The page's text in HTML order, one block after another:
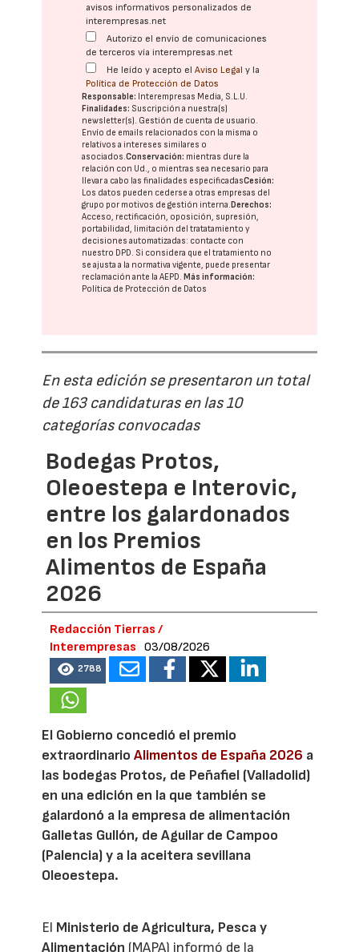
avisos informativos personalizados de
interempresas.net
Autorizo el envío de comunicaciones
de terceros vía interempresas.net
He leído y acepto elAviso Legal y la
Política de Protección de Datos
Responsable: Interempresas Media, S.L.U.
Finalidades: Suscripción a nuestra(s)
newsletter(s). Gestión de cuenta de usuario.
Envío de emails relacionados con la misma o
relativos a intereses similares o
asociados.Conservación: mientras dure la
relación con Ud., o mientras sea necesario para
llevar a cabo las finalidades especificadasCesión:
Los datos pueden cederse a otras empresas del
grupo por motivos de gestión interna. Derechos:
Acceso, rectificación, oposición, supresión,
portabilidad, limitación del tratatamiento y
decisiones automatizadas: contacte con
nuestro DPD. Si considera que el tratamiento no
se ajusta a la normativa vigente, puede presentar
reclamación ante laAEPD. Más información:
Política de Protección de Datos
En esta edición se presentaron un total
de 163 candidaturas en las 10
categorías convocadas
Bodegas Protos,
Oleoestepa e Interovic,
entre los galardonados
en los Premios
Alimentos de España
2026
Redacción Tierras /
Interempresas
03/08/2026
2788
El Gobierno concedió el premio
extraordinarioAlimentos de España 2026 a
las bodegas Protos, de Peñafiel (Valladolid)
en una edición en la que también se
galardonó a la empresa de alimentación
Galletas Gullón, de Aguilar de Campoo
(Palencia) y a la aceitera sevillana
Oleoestepa.
El Ministerio de Agricultura, Pesca y
Alimentación (MAPA) informó de la